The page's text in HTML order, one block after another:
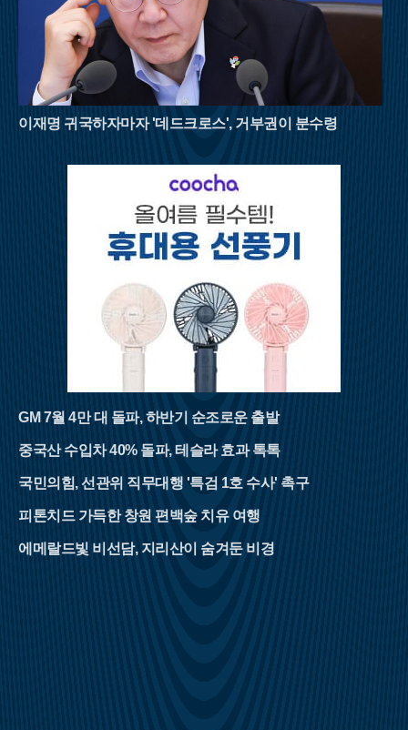
이재명 귀국하자마자 '데드크로스', 거부권이 분수령
GM 7월 4만 대 돌파, 하반기 순조로운 출발
중국산 수입차 40% 돌파, 테슬라 효과 톡톡
국민의힘, 선관위 직무대행 '특검 1호 수사' 촉구
피톤치드 가득한 창원 편백숲 치유 여행
에메랄드빛 비선담, 지리산이 숨겨둔 비경